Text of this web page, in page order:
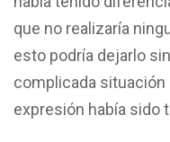
que no realizaría
esto podría dejarlo
complicada situación
expresión había sido